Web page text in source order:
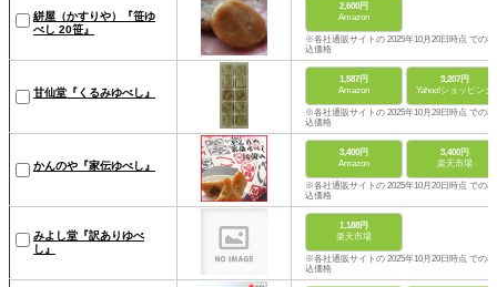
絣屋（かすりや）『笹ゆ
べし 20笹』
2,600円
Amazon
※各社通販サイトの 2025年10月20日時点 での税
込価格
甘仙堂『くるみゆべし』
1,587円
Amazon
3,207円
Yahoo!ショッピング
※各社通販サイトの 2025年10月28日時点 での税
込価格
かんのや『家伝ゆべし』
3,400円
Amazon
3,400円
楽天市場
※各社通販サイトの 2025年10月20日時点 での税
込価格
みよし堂『訳ありゆべ
し』
1,188円
楽天市場
※各社通販サイトの 2025年10月20日時点 での税
込価格